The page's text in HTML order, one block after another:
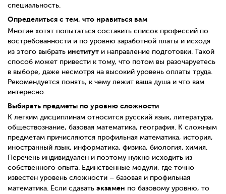
специальность.
Определиться с тем, что нравиться вам
Многие хотят попытаться составить список профессий по
востребованности и по уровню заработной платы и исходя
из этого выбрать институт и направление подготовки. Такой
способ может привести к тому, что потом вы разочаруетесь
в выборе, даже несмотря на высокий уровень оплаты труда.
Рекомендуется понять, к чему лежит ваша душа и что вам
интересно.
Выбирать предметы по уровню сложности
К легким дисциплинам относится русский язык, литература,
обществознание, базовая математика, география. К сложным
предметам причисляются профильная математика, история,
иностранный язык, информатика, физика, биология, химия.
Перечень индивидуален и поэтому нужно исходить из
собственного опыта. Единственные модули, где точно
известен уровень сложности – базовая и профильная
математика. Если сдавать экзамен по базовому уровню, то